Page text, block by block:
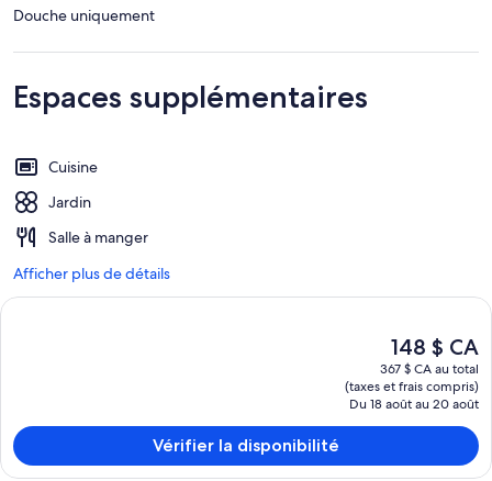
Douche uniquement
Espaces supplémentaires
Cuisine
Jardin
Salle à manger
Afficher plus de détails
Le
prix
actuel
est
de 148 $ CA
148 $ CA
367 $ CA au total
(taxes et frais compris)
Du 18 août au 20 août
Vérifier la disponibilité